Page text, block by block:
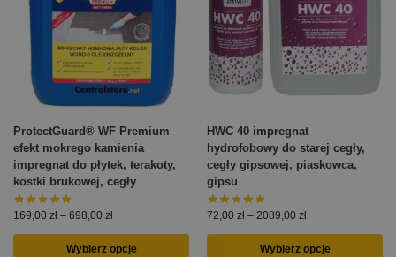
ProtectGuard® WF Premium
efekt mokrego kamienia
impregnat do płytek, terakoty,
kostki brukowej, cegły
169,00 zł – 698,00 zł
Wybierz opcje
HWC 40 impregnat
hydrofobowy do starej cegły,
cegły gipsowej, piaskowca,
gipsu
72,00 zł – 2089,00 zł
Wybierz opcje